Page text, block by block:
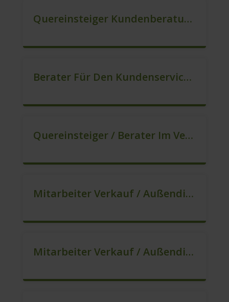
Quereinsteiger Kundenberatung (Außendienst) (m/w/d)
Berater Für Den Kundenservice (m/w/d)
Quereinsteiger / Berater Im Vertrieb – Ab Sofort (m/w/d)
Mitarbeiter Verkauf / Außendienst (m/w/d)
Mitarbeiter Verkauf / Außendienst (m/w/d)